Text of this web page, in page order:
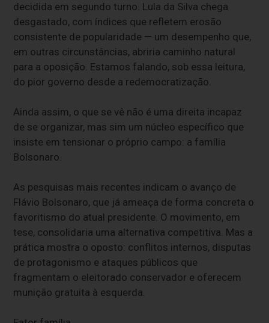
decidida em segundo turno. Lula da Silva chega
desgastado, com índices que refletem erosão
consistente de popularidade — um desempenho que,
em outras circunstâncias, abriria caminho natural
para a oposição. Estamos falando, sob essa leitura,
do pior governo desde a redemocratização.
Ainda assim, o que se vê não é uma direita incapaz
de se organizar, mas sim um núcleo específico que
insiste em tensionar o próprio campo: a família
Bolsonaro.
As pesquisas mais recentes indicam o avanço de
Flávio Bolsonaro, que já ameaça de forma concreta o
favoritismo do atual presidente. O movimento, em
tese, consolidaria uma alternativa competitiva. Mas a
prática mostra o oposto: conflitos internos, disputas
de protagonismo e ataques públicos que
fragmentam o eleitorado conservador e oferecem
munição gratuita à esquerda.